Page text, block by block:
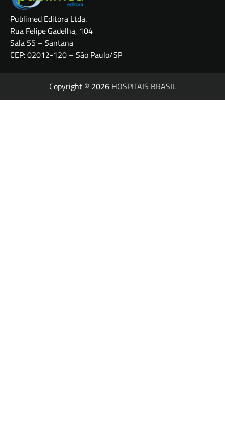
Publimed Editora Ltda.
Rua Felipe Gadelha, 104
Sala 55 – Santana
CEP: 02012-120 – São Paulo/SP
Copyright © 2026 HOSPITAIS BRASIL